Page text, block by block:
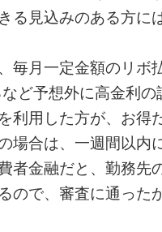
る見込みのある方に
毎月一定金額のリボ
ど予想外に高金利
用した方が、お得
場合は、一週間以内
者金融だと、勤務先
ので、審査に通った